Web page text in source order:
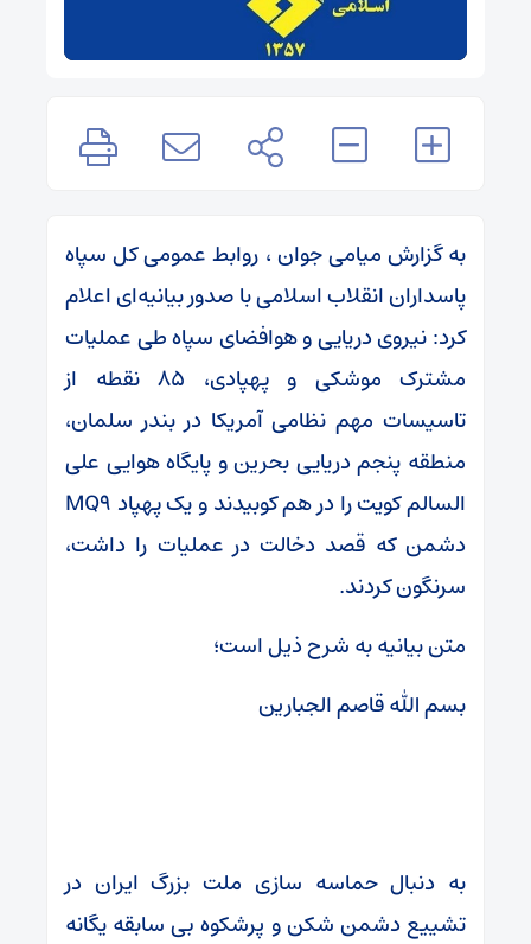
به گزارش میامی جوان ، روابط عمومی کل سپاه
پاسداران انقلاب اسلامی با صدور بیانیه‌ای اعلام
کرد: نیروی دریایی و هوافضای سپاه طی عملیات
مشترک موشکی و پهپادی، ۸۵ نقطه از
تاسیسات مهم نظامی آمریکا در بندر سلمان،
منطقه پنجم دریایی بحرین و پایگاه هوایی علی
السالم کویت را در هم کوبیدند و یک پهپاد MQ9
دشمن که قصد دخالت در عملیات را داشت،
سرنگون کردند.
متن بیانیه به شرح ذیل است؛
بسم الله قاصم الجبارین
به دنبال حماسه سازی ملت بزرگ ایران در
تشییع دشمن شکن و پرشکوه بی سابقه یگانه